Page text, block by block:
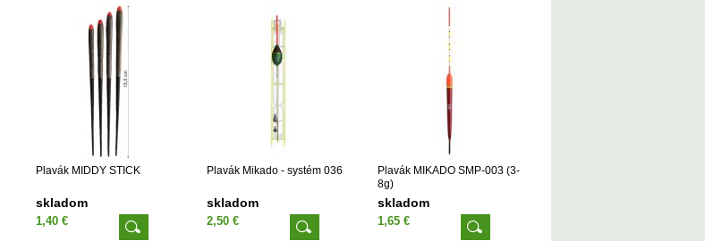
Plavák MIDDY STICK
skladom
1,40 €
Plavák Mikado - systém 036
skladom
2,50 €
Plavák MIKADO SMP-003 (3-
8g)
skladom
1,65 €